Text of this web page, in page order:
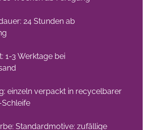
24 Stunden ab
1-3 Werktage bei
einzeln verpackt in recycelbarer
Standardmotive: zufällige